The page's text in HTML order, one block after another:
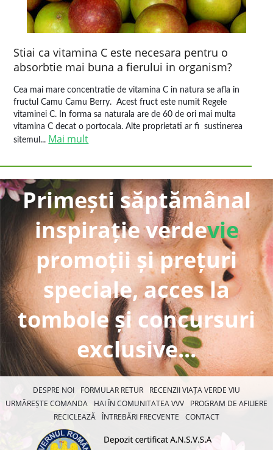
Stiai ca vitamina C este necesara pentru o
absorbtie mai buna a fierului in organism?
Cea mai mare concentratie de vitamina C in natura se afla in
fructul Camu Camu Berry. Acest fruct este numit Regele
vitaminei C. In forma sa naturala are de 60 de ori mai multa
vitamina C decat o portocala. Alte proprietati ar fi sustinerea
sitemul... Mai mult
Primești săptămânal
inspirație verdevie
promoții și prețuri
speciale, acces la
tombole și concursuri
exclusive...
DESPRE NOI FORMULAR RETUR
RECENZII VIAȚA VERDE VIU
URMĂREȘTE COMANDA
HAI ÎN COMUNITATEA VVV
PROGRAM DE AFILIERE
RECICLEAZĂ ÎNTREBĂRI FRECVENTE CONTACT